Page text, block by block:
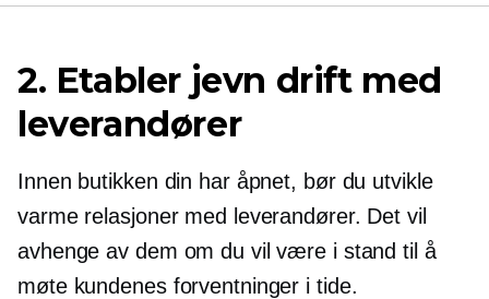
2. Etabler jevn drift med
leverandører
Innen butikken din har åpnet, bør du utvikle
varme relasjoner med leverandører. Det vil
avhenge av dem om du vil være i stand til å
møte kundenes forventninger i tide.